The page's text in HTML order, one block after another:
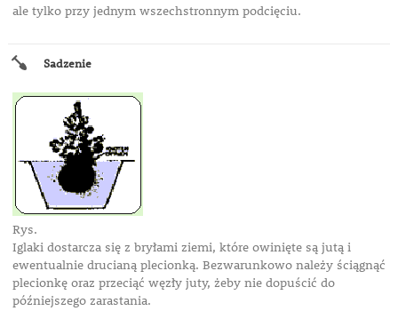
ale tylko przy jednym wszechstronnym podcięciu.
Sadzenie
Rys.
Iglaki dostarcza się z bryłami ziemi, które owinięte są jutą i
ewentualnie drucianą plecionką. Bezwarunkowo należy ściągnąć
plecionkę oraz przeciąć węzły juty, żeby nie dopuścić do
późniejszego zarastania.